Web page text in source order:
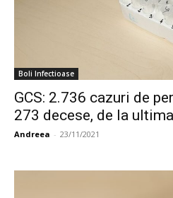
Boli Infectioase
GCS: 2.736 cazuri de
273 decese, de la
Andreea - 23/11/2021